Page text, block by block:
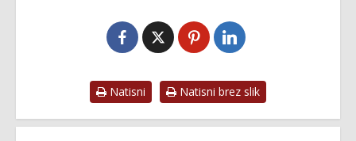
Natisni Natisni brez slik